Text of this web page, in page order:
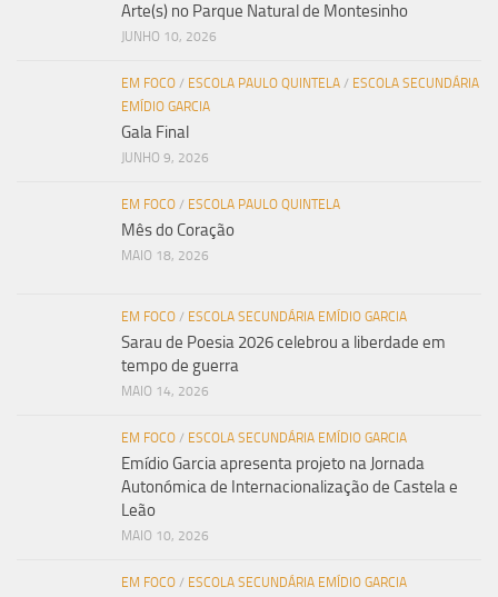
Arte(s) no Parque Natural de Montesinho
JUNHO 10, 2026
EM FOCO / ESCOLA PAULO QUINTELA / ESCOLA SECUNDÁRIA
EMÍDIO GARCIA
Gala Final
JUNHO 9, 2026
EM FOCO / ESCOLA PAULO QUINTELA
Mês do Coração
MAIO 18, 2026
EM FOCO / ESCOLA SECUNDÁRIA EMÍDIO GARCIA
Sarau de Poesia 2026 celebrou a liberdade em
tempo de guerra
MAIO 14, 2026
EM FOCO / ESCOLA SECUNDÁRIA EMÍDIO GARCIA
Emídio Garcia apresenta projeto na Jornada
Autonómica de Internacionalização de Castela e
Leão
MAIO 10, 2026
EM FOCO / ESCOLA SECUNDÁRIA EMÍDIO GARCIA